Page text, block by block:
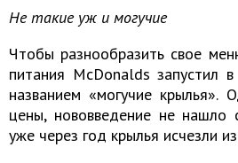
Не такие уж и могучие
Чтобы разнообразить свое
питания McDonalds запустил
названием «могучие крылья».
цены, нововведение не нашло
уже через год крылья исчезли